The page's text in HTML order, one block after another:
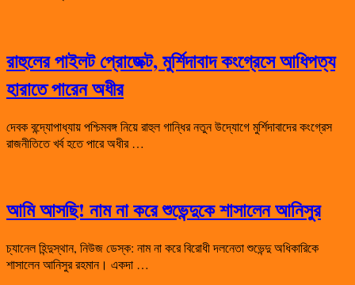
রাহুলের পাইলট প্রোজেক্ট, মুর্শিদাবাদ কংগ্রেসে আধিপত্য
হারাতে পারেন অধীর
দেবক বন্দ্যোপাধ্যায় পশ্চিমবঙ্গ নিয়ে রাহুল গান্ধির নতুন উদ্যোগে মুর্শিদাবাদের কংগ্রেস
রাজনীতিতে খর্ব হতে পারে অধীর …
আমি আসছি! নাম না করে শুভেন্দুকে শাসালেন আনিসুর
চ্যানেল হিন্দুস্থান, নিউজ ডেস্ক: নাম না করে বিরোধী দলনেতা শুভেন্দু অধিকারিকে
শাসালেন আনিসুর রহমান। একদা …